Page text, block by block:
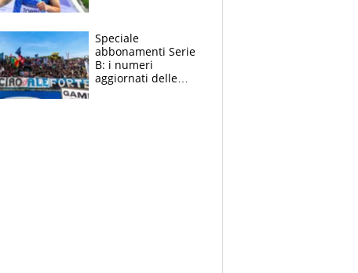
in dubbio
Speciale
abbonamenti Serie
B: i numeri
aggiornati delle